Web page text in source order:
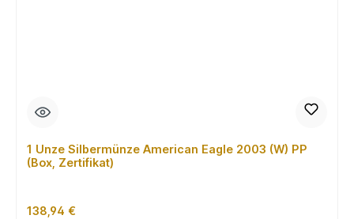
1 Unze Silbermünze American Eagle 2003 (W) PP
(Box, Zertifikat)
Regulärer Preis:
138,94 €